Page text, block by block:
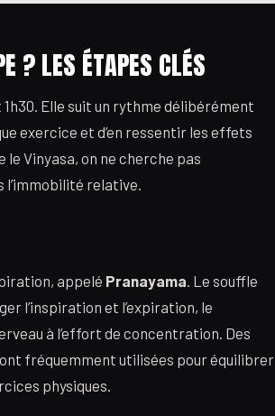
? LES ÉTAPES CLÉS
Elle suit un rythme délibérément
exercice et d’en ressentir les effets
Vinyasa, on ne cherche pas
l’immobilité relative.
appelé Pranayama . Le souffle
l’inspiration et l’expiration, le
à l’effort de concentration. Des
fréquemment utilisées pour équilibrer
physiques.